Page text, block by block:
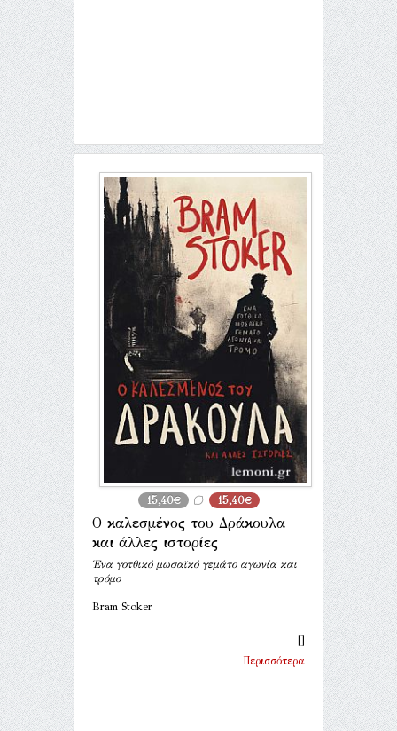
15,40€ 15,40€
O καλεσμένος του Δράκουλα
και άλλες ιστορίες
Ένα γοτθικό μωσαϊκό γεμάτο αγωνία και
τρόμο
Bram Stoker
[]
Περισσότερα